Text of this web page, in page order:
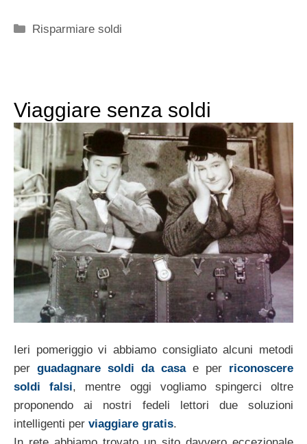
Categorie
Risparmiare soldi
Viaggiare senza soldi
Ieri pomeriggio vi abbiamo consigliato alcuni metodi
per guadagnare soldi da casae per riconoscere
soldi falsi, mentre oggi vogliamo spingerci oltre
proponendo ai nostri fedeli lettori due soluzioni
intelligenti per viaggiare gratis.